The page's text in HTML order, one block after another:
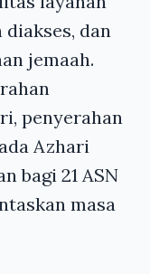
dan
jemaah.
penyerahan
Azhari
bagi 21 ASN
masa